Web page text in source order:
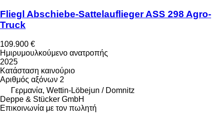
Fliegl Abschiebe-Sattelauflieger ASS 298 Agro-
Truck
109.900 €
Ημιρυμουλκούμενο ανατροπής
2025
Κατάσταση καινούριο
Αριθμός αξόνων 2
Γερμανία, Wettin-Löbejun / Domnitz
Deppe & Stücker GmbH
Επικοινωνία με τον πωλητή